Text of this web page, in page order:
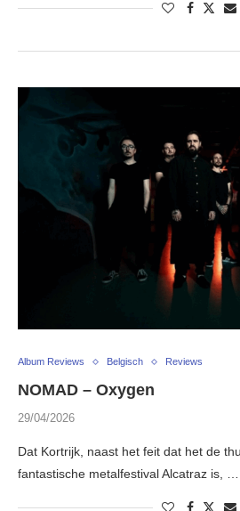
Album Reviews Belgisch Reviews
NOMAD – Oxygen
29/04/2026
Dat Kortrijk, naast het feit dat het de
fantastische metalfestival Alcatraz is, …